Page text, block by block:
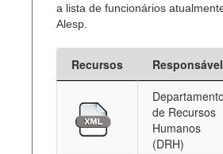
a lista de funcionários
Alesp.
Recursos Responsável
Departamento
de Recursos
Humanos
(DRH)